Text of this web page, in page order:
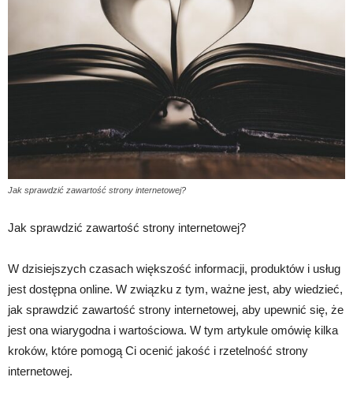
Jak sprawdzić zawartość strony internetowej?
Jak sprawdzić zawartość strony internetowej?
W dzisiejszych czasach większość informacji, produktów i usług
jest dostępna online. W związku z tym, ważne jest, aby wiedzieć,
jak sprawdzić zawartość strony internetowej, aby upewnić się, że
jest ona wiarygodna i wartościowa. W tym artykule omówię kilka
kroków, które pomogą Ci ocenić jakość i rzetelność strony
internetowej.